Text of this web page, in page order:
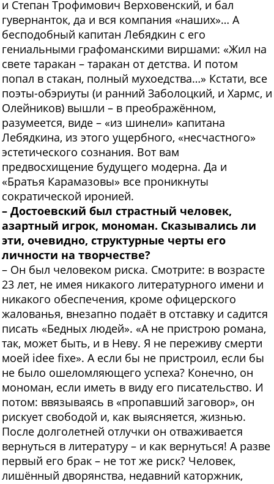
и Степан Трофимович Верховенский, и бал
гувернанток, да и вся компания «наших»… А
бесподобный капитан Лебядкин с его
гениальными графоманскими виршами: «Жил на
свете таракан – таракан от детства. И потом
попал в стакан, полный мухоедства…» Кстати, все
поэты-обэриуты (и ранний Заболоцкий, и Хармс, и
Олейников) вышли – в преображённом,
разумеется, виде – «из шинели» капитана
Лебядкина, из этого ущербного, «несчастного»
эстетического сознания. Вот вам
предвосхищение будущего модерна. Да и
«Братья Карамазовы» все проникнуты
сократической иронией.
– Достоевский был страстный человек,
азартный игрок, мономан. Сказывались ли
эти, очевидно, структурные черты его
личности на творчестве?
– Он был человеком риска. Смотрите: в возрасте
23 лет, не имея никакого литературного имени и
никакого обеспечения, кроме офицерского
жалованья, внезапно подаёт в отставку и садится
писать «Бедных людей». «А не пристрою романа,
так, может быть, и в Неву. Я не переживу смерти
моей idee fixe». А если бы не пристроил, если бы
не было ошеломляющего успеха? Конечно, он
мономан, если иметь в виду его писательство. И
потом: ввязываясь в «пропавший заговор», он
рискует свободой и, как выясняется, жизнью.
После долголетней отлучки он отваживается
вернуться в литературу – и как вернуться! А разве
первый его брак – не тот же риск? Человек,
лишённый дворянства, недавний каторжник,